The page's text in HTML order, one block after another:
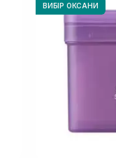
ВИБІР ОКСАНИ